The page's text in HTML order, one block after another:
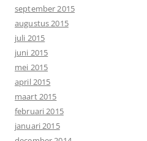
september 2015
augustus 2015
juli 2015
juni 2015
mei 2015
april 2015
maart 2015
februari 2015
januari 2015